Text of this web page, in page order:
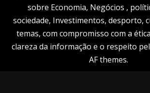
sobre Economia, Negócios ,
sociedade, Investimentos, desporto,
temas, com compromisso com a
clareza da informação e o respeito
AF themes.